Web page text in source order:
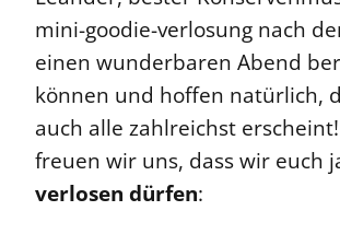
mini-goodie-verlosung nach
einen wunderbaren Abend
können und hoffen natürlich,
auch alle zahlreichst
freuen wir uns, dass wir euch
verlosen dürfen: